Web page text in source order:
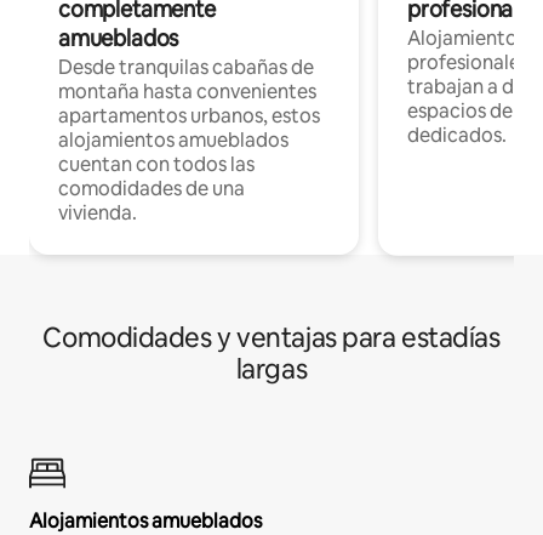
completamente
amueblados
Desde tranquilas cabañas de
montaña hasta convenientes
apartamentos urbanos, estos
alojamientos amueblados
cuentan con todos las
comodidades de una
vivienda.
Alojamientos
profesionales
trabajan a
espacios de
dedicados.
Comodidades y ventajas para estadías
largas
Alojamientos amueblados